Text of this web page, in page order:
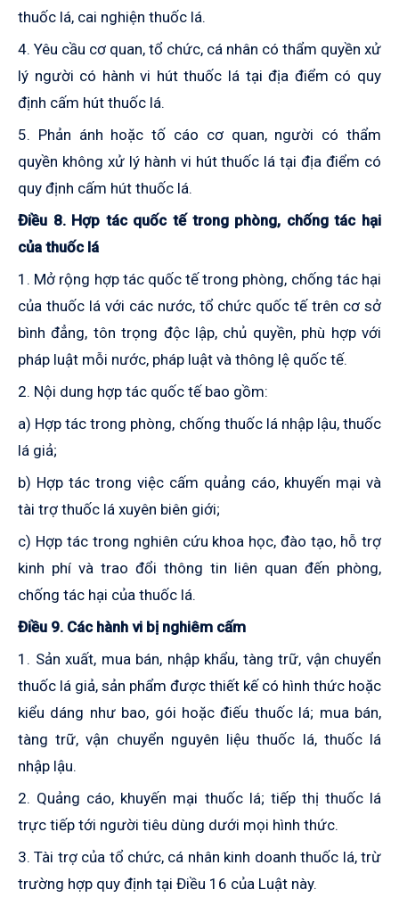
thuốc lá, cai nghiện thuốc lá.
4. Yêu cầu cơ quan, tổ chức, cá nhân có thẩm quyền xử
lý người có hành vi hút thuốc lá tại địa điểm có quy
định cấm hút thuốc lá.
5. Phản ánh hoặc tố cáo cơ quan, người có thẩm
quyền không xử lý hành vi hút thuốc lá tại địa điểm có
quy định cấm hút thuốc lá.
Điều 8. Hợp tác quốc tế trong phòng, chống tác hại
của thuốc lá
1. Mở rộng hợp tác quốc tế trong phòng, chống tác hại
của thuốc lá với các nước, tổ chức quốc tế trên cơ sở
bình đẳng, tôn trọng độc lập, chủ quyền, phù hợp với
pháp luật mỗi nước, pháp luật và thông lệ quốc tế.
2. Nội dung hợp tác quốc tế bao gồm:
a) Hợp tác trong phòng, chống thuốc lá nhập lậu, thuốc
lá giả;
b) Hợp tác trong việc cấm quảng cáo, khuyến mại và
tài trợ thuốc lá xuyên biên giới;
c) Hợp tác trong nghiên cứu khoa học, đào tạo, hỗ trợ
kinh phí và trao đổi thông tin liên quan đến phòng,
chống tác hại của thuốc lá.
Điều 9. Các hành vi bị nghiêm cấm
1. Sản xuất, mua bán, nhập khẩu, tàng trữ, vận chuyển
thuốc lá giả, sản phẩm được thiết kế có hình thức hoặc
kiểu dáng như bao, gói hoặc điếu thuốc lá; mua bán,
tàng trữ, vận chuyển nguyên liệu thuốc lá, thuốc lá
nhập lậu.
2. Quảng cáo, khuyến mại thuốc lá; tiếp thị thuốc lá
trực tiếp tới người tiêu dùng dưới mọi hình thức.
3. Tài trợ của tổ chức, cá nhân kinh doanh thuốc lá,trừ
trường hợp quy định tại Điều 16 của Luật này.